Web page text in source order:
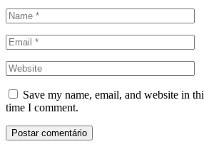
Save my name, email, and website in
time I comment.